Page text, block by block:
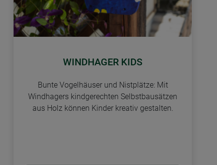
WINDHAGER KIDS
Bunte Vogelhäuser und Nistplätze: Mit
Windhagers kindgerechten Selbstbausätzen
aus Holz können Kinder kreativ gestalten.